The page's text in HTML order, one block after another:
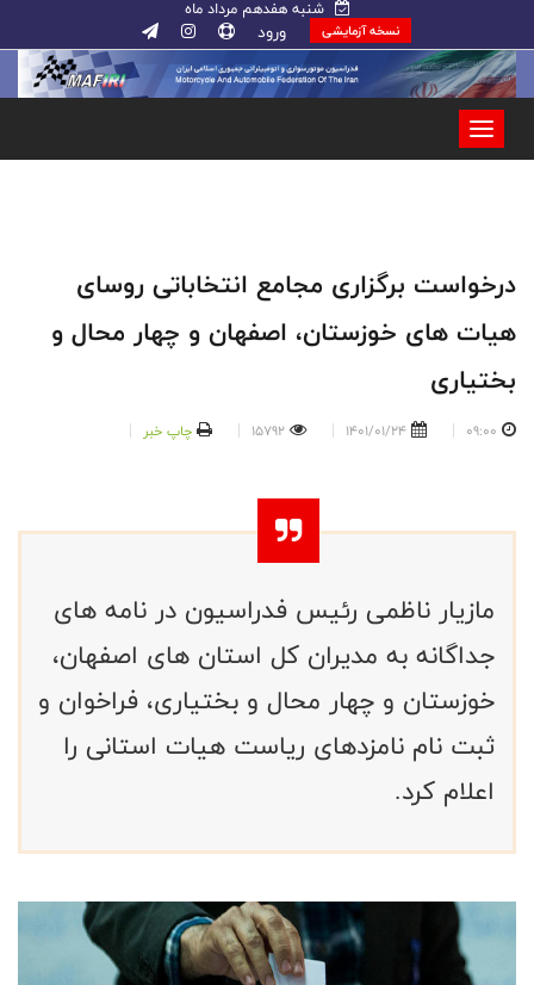
شنبه هفدهم مرداد ماه
نسخه آزمایشی ورود
درخواست برگزاری مجامع انتخاباتی روسای
هیات های خوزستان، اصفهان و چهار محال و
بختیاری
09:00
1401/01/24
15792 چاپ خبر
مازیار ناظمی رئیس فدراسیون در نامه های
جداگانه به مدیران کل استان های اصفهان،
خوزستان و چهار محال و بختیاری، فراخوان و
ثبت نام نامزدهای ریاست هیات استانی را
اعلام کرد.